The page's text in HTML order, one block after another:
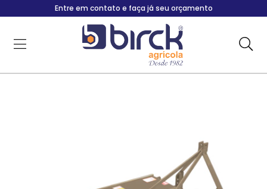
Entre em contato e faça já seu orçamento